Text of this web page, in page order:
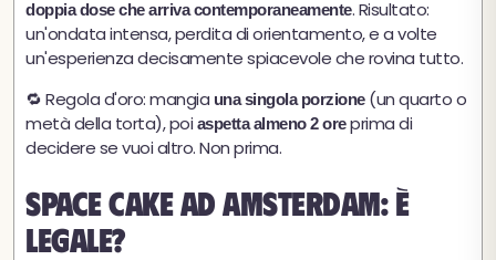
doppia dose che arriva contemporaneamente. Risultato:
un'ondata intensa, perdita di orientamento, e a volte
un'esperienza decisamente spiacevole che rovina tutto.
🔁 Regola d'oro: mangia una singola porzione(un quarto o
metà della torta), poi aspetta almeno 2 oreprima di
decidere se vuoi altro. Non prima.
Space cake ad Amsterdam: è
legale?